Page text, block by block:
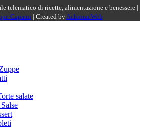
telematico di ricette, alimentazione e benessere |
Capano | Created byAchromeWeb
salate